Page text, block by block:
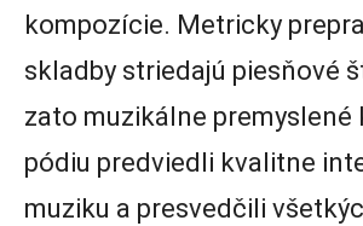
kompozície. Metricky
skladby striedajú piesňové
zato muzikálne premyslené
pódiu predviedli kvalitne
muziku a presvedčili